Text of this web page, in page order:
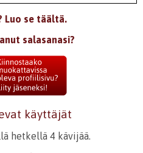
Luo se täältä.
salasanasi?
käyttäjät
hetkellä 4 kävijää.